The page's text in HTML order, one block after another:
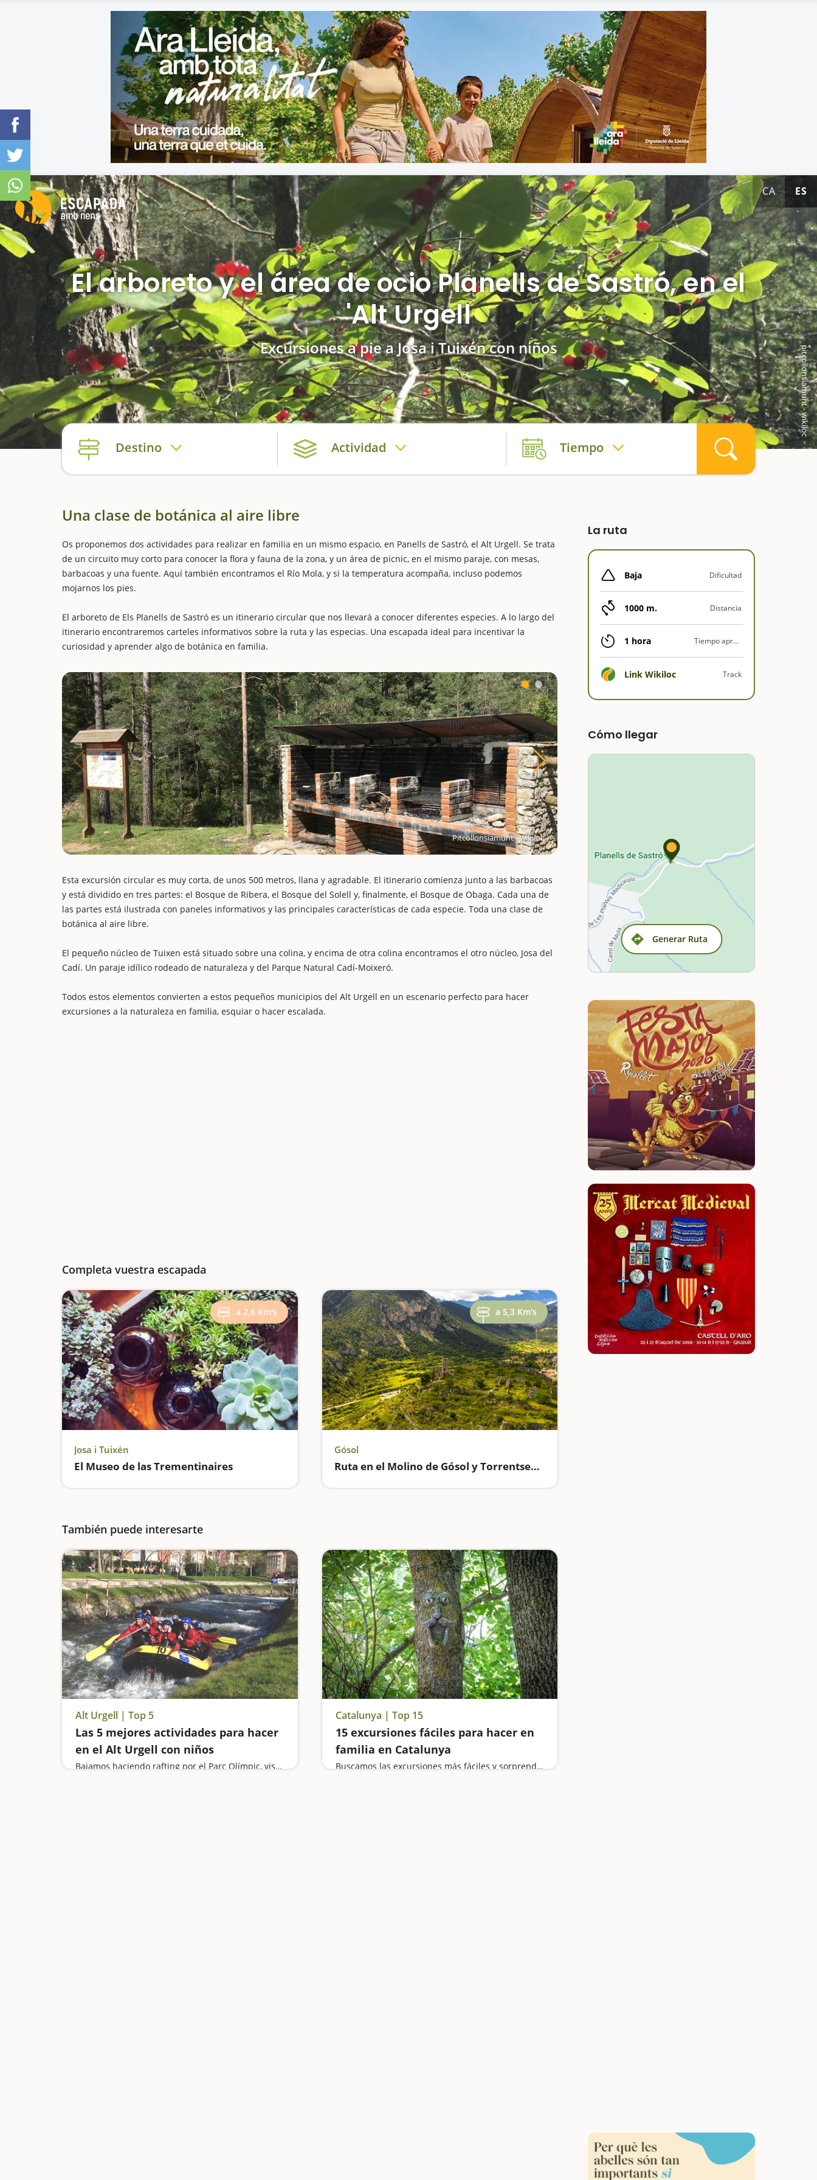
CA ES
El arboreto y el área de ocio Planells de Sastró, en el
'Alt Urgell
Excursiones a pie a Josa i Tuixén con niños pitcollonsiamunt - wikiloc
Destino Actividad Tiempo
Una clase de botánica al aire libre
Os proponemos dos actividades para realizar en familia en un mismo espacio, en Panells de Sastró, el Alt Urgell. Se trata
de un circuito muy corto para conocer la flora y fauna de la zona, y un área de picnic, en el mismo paraje, con mesas,
barbacoas y una fuente. Aquí también encontramos el Río Mola, y si la temperatura acompaña, incluso podemos
mojarnos los pies.
El arboreto de Els Planells de Sastró es un itinerario circular que nos llevará a conocer diferentes especies. A lo largo del
itinerario encontraremos carteles informativos sobre la ruta y las especias. Una escapada ideal para incentivar la
curiosidad y aprender algo de botánica en familia.
Pitcollonsiamunt - wikiloc
Esta excursión circular es muy corta, de unos 500 metros, llana y agradable. El itinerario comienza junto a las barbacoas
y está dividido en tres partes: el Bosque de Ribera, el Bosque del Solell y, finalmente, el Bosque de Obaga. Cada una de
las partes está ilustrada con paneles informativos y las principales características de cada especie. Toda una clase de
botánica al aire libre.
El pequeño núcleo de Tuixen está situado sobre una colina, y encima de otra colina encontramos el otro núcleo, Josa del
Cadí. Un paraje idílico rodeado de naturaleza y del Parque Natural Cadí-Moixeró.
Todos estos elementos convierten a estos pequeños municipios del Alt Urgell en un escenario perfecto para hacer
excursiones a la naturaleza en familia, esquiar o hacer escalada.
Completa vuestra escapada
a 2,6 Km's
Josa i Tuixén
El Museo de las Trementinaires
a 5,3 Km's
Gósol
Ruta en el Molino de Gósol y Torrentsenta
También puede interesarte
Alt Urgell | Top 5
Las 5 mejores actividades para hacer
en el Alt Urgell con niños
Bajamos haciendo rafting por el Parc Olímpic, visitamos la casa de los dinosaurios, vamos de excusión al Parque Natural del Alt Pirineu, hacemos una escapada monumental a la Seu y una clase de botánica al aire libre en Panells de Sastró
Catalunya | Top 15
15 excursiones fáciles para hacer en
familia en Catalunya
Buscamos las excursiones más fáciles y sorprendentes para toda la familia
La ruta
Baja Dificultad
1000 m. Distancia
1 hora Tiempo aprox.
Link Wikiloc Track
Cómo llegar
Generar Ruta